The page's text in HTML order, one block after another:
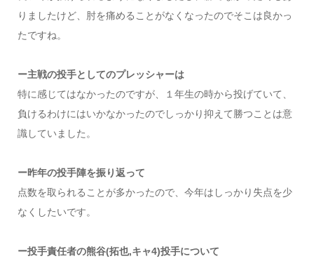
りましたけど、肘を痛めることがなくなったのでそこは良かっ
たですね。
ー主戦の投手としてのプレッシャーは
特に感じてはなかったのですが、１年生の時から投げていて、
負けるわけにはいかなかったのでしっかり抑えて勝つことは意
識していました。
ー昨年の投手陣を振り返って
点数を取られることが多かったので、今年はしっかり失点を少
なくしたいです。
ー投手責任者の熊谷(拓也,キャ4)投手について